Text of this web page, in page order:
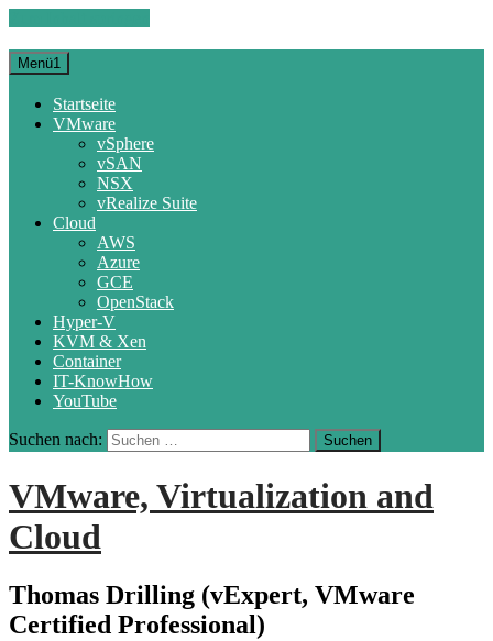
Menü1
Startseite
VMware
vSphere
vSAN
NSX
vRealize Suite
Cloud
AWS
Azure
GCE
OpenStack
Hyper-V
KVM & Xen
Container
IT-KnowHow
YouTube
Suchen nach:
VMware, Virtualization and
Cloud
Thomas Drilling (vExpert, VMware
Certified Professional)